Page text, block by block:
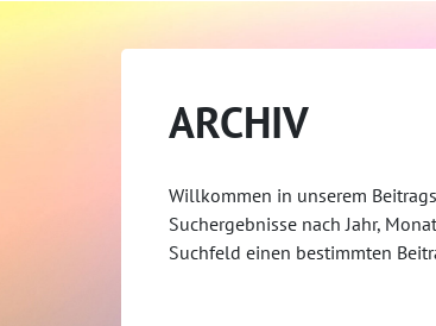
ARCHIV
Willkommen in unserem
Suchergebnisse nach Jahr,
Suchfeld einen bestimmten